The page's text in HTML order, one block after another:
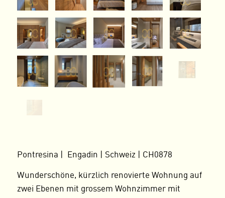
Pontresina | Engadin | Schweiz | CH0878
Wunderschöne, kürzlich renovierte Wohnung auf
zwei Ebenen mit grossem Wohnzimmer mit